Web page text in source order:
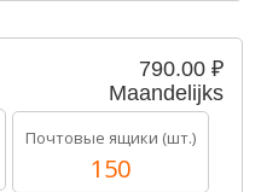
790.00 ₽
Maandelijks
Почтовые ящики (шт.)
150